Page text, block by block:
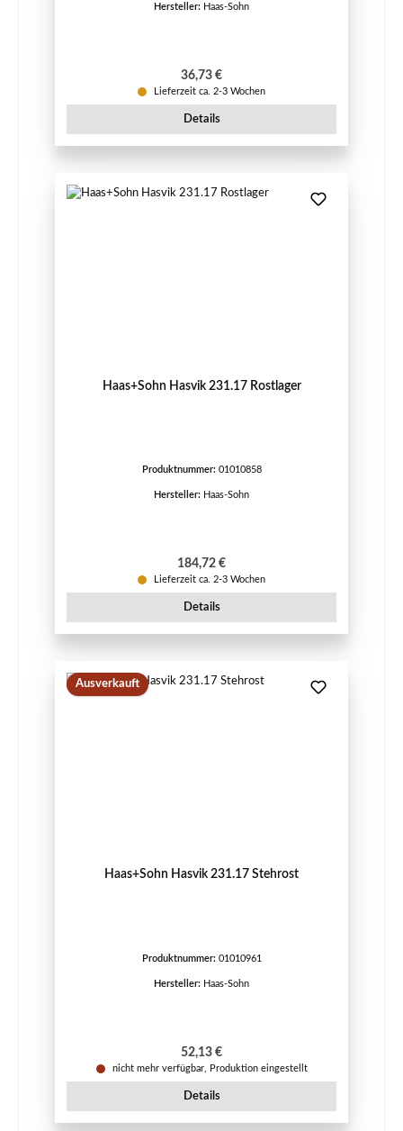
Hersteller: Haas-Sohn
Regulärer Preis:
36,73 €
Lieferzeit ca. 2-3 Wochen
Details
Haas+Sohn Hasvik 231.17 Rostlager
Produktnummer: 01010858
Hersteller: Haas-Sohn
Regulärer Preis:
184,72 €
Lieferzeit ca. 2-3 Wochen
Details
Ausverkauft
Haas+Sohn Hasvik 231.17 Stehrost
Produktnummer: 01010961
Hersteller: Haas-Sohn
Regulärer Preis:
52,13 €
nicht mehr verfügbar, Produktion eingestellt
Details